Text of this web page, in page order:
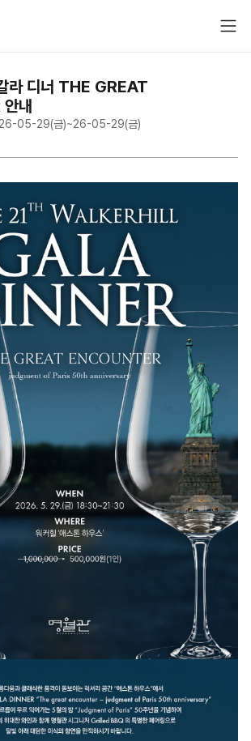
라 디너 THE GREAT
내
26-05-29(금)~26-05-29(금)